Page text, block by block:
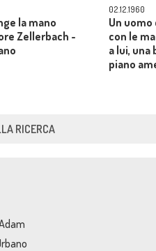
la mano
Zellerbach -
02.12.1960
Un
con le
a lui, una
piano
RICERCA